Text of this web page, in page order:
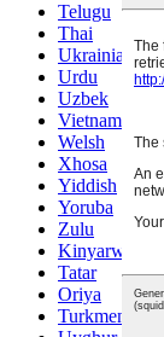
Telugu
Thai
Ukrainian
Urdu
Uzbek
Vietnamese
Welsh
Xhosa
Yiddish
Yoruba
Zulu
Kinyarwanda
Tatar
Oriya
Turkmen